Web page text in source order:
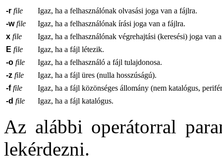
-r file
Igaz, ha a felhasználónak olvasási joga van a fájlra.
-wfile
Igaz, ha a felhasználónak írási joga van a fájlra.
x file
Igaz, ha a felhasználónak végrehajtási (keresési) joga van
E file
Igaz, ha a fájl létezik.
-o file
Igaz, ha a felhasználó a fájl tulajdonosa.
-z file
Igaz, ha a fájl üres (nulla hosszúságú).
-f file
Igaz, ha a fájl közönséges állomány (nem katalógus,
-d file Igaz, ha a fájl katalógus.
Az alábbi operátorral
lekérdezni.